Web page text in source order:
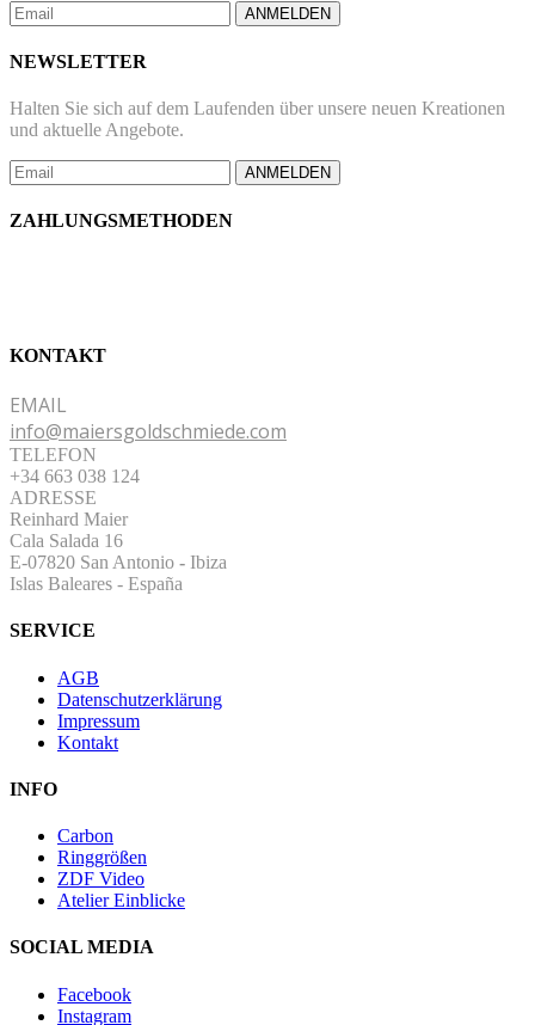
ANMELDEN
NEWSLETTER
Halten Sie sich auf dem Laufenden über unsere neuen Kreationen
und aktuelle Angebote.
ANMELDEN
ZAHLUNGSMETHODEN
KONTAKT
EMAIL
info@maiersgoldschmiede.com
TELEFON
+34 663 038 124
ADRESSE
Reinhard Maier
Cala Salada 16
E-07820 San Antonio - Ibiza
Islas Baleares - España
SERVICE
AGB
Datenschutzerklärung
Impressum
Kontakt
INFO
Carbon
Ringgrößen
ZDF Video
Atelier Einblicke
SOCIAL MEDIA
Facebook
Instagram